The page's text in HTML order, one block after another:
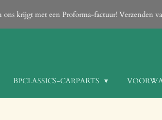
ons krijgt met een Proforma-factuur! Verzenden
BPCLASSICS-CARPARTS